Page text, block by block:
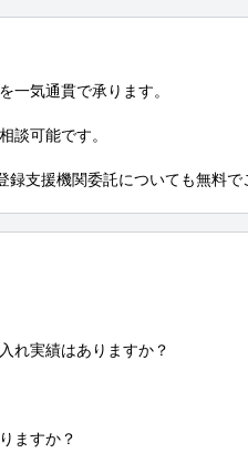
一気通貫で承ります。
談可能です。
支援機関委託についても無料で
れ実績はありますか？
ますか？